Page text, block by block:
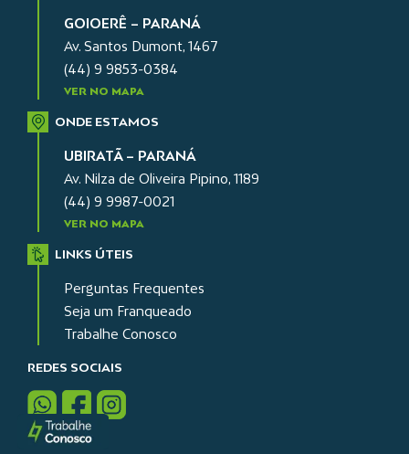
GOIOERÊ – PARANÁ
Av. Santos Dumont, 1467
(44) 9 9853-0384
VER NO MAPA
ONDE ESTAMOS
UBIRATÃ – PARANÁ
Av. Nilza de Oliveira Pipino, 1189
(44) 9 9987-0021
VER NO MAPA
LINKS ÚTEIS
Perguntas Frequentes
Seja um Franqueado
Trabalhe Conosco
REDES SOCIAIS